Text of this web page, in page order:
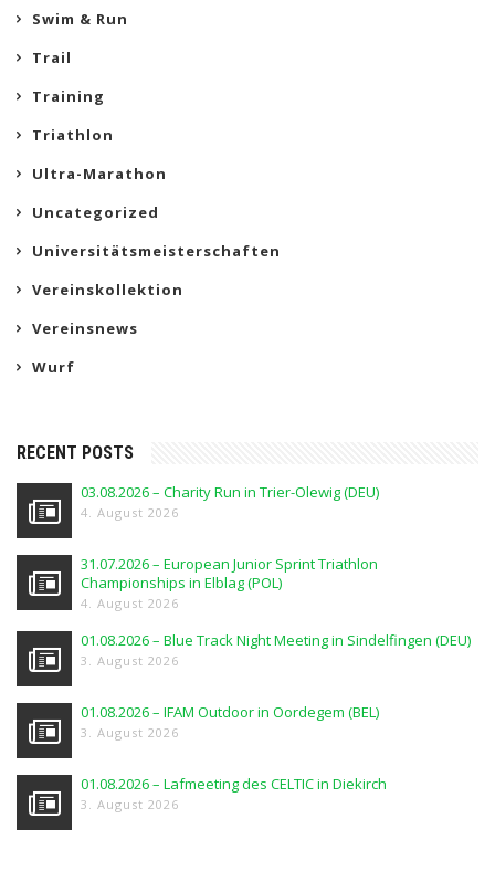
Swim & Run
Trail
Training
Triathlon
Ultra-Marathon
Uncategorized
Universitätsmeisterschaften
Vereinskollektion
Vereinsnews
Wurf
RECENT POSTS
03.08.2026 – Charity Run in Trier-Olewig (DEU)
4. August 2026
31.07.2026 – European Junior Sprint Triathlon
Championships in Elblag (POL)
4. August 2026
01.08.2026 – Blue Track Night Meeting in Sindelfingen (DEU)
3. August 2026
01.08.2026 – IFAM Outdoor in Oordegem (BEL)
3. August 2026
01.08.2026 – Lafmeeting des CELTIC in Diekirch
3. August 2026